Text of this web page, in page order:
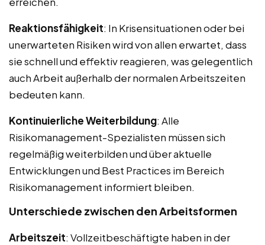
Reaktionsfähigkeit: In Krisensituationen oder bei
unerwarteten Risiken wird von allen erwartet, dass
sie schnell und effektiv reagieren, was gelegentlich
auch Arbeit außerhalb der normalen Arbeitszeiten
bedeuten kann.
Kontinuierliche Weiterbildung: Alle
Risikomanagement-Spezialisten müssen sich
regelmäßig weiterbilden und über aktuelle
Entwicklungen und Best Practices im Bereich
Risikomanagement informiert bleiben.
Unterschiede zwischen den Arbeitsformen
Arbeitszeit: Vollzeitbeschäftigte haben in der